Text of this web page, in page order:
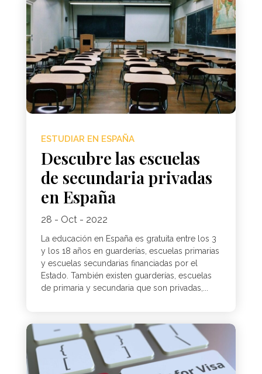
ESTUDIAR EN ESPAÑA
Descubre las escuelas
de secundaria privadas
en España
28 - Oct - 2022
La educación en España es gratuita entre los 3
y los 18 años en guarderías, escuelas primarias
y escuelas secundarias financiadas por el
Estado. También existen guarderías, escuelas
de primaria y secundaria que son privadas,...